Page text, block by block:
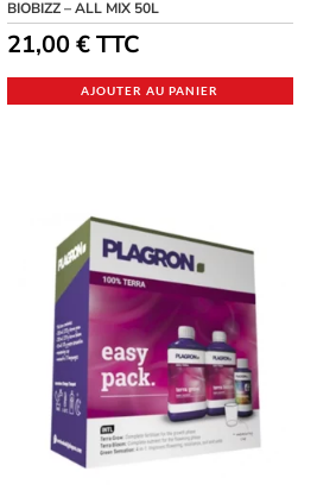
BIOBIZZ – ALL MIX 50L
21,00€TTC
AJOUTER AU PANIER